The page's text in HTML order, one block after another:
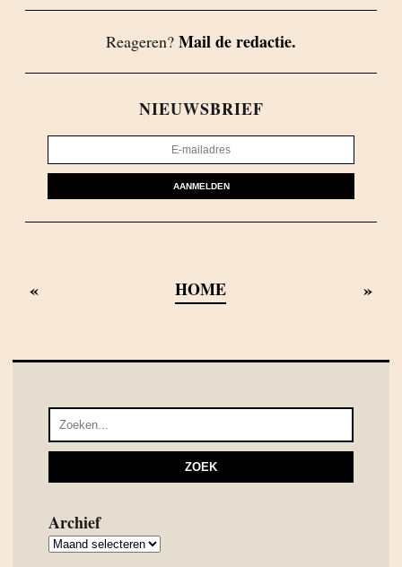
Reageren? Mail de redactie.
NIEUWSBRIEF
AANMELDEN
« HOME »
Archief
Archief